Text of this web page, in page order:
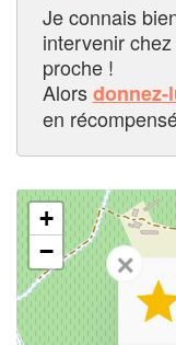
Je connais
intervenir
proche !
Alorsdonnez-
en
+
−
✕